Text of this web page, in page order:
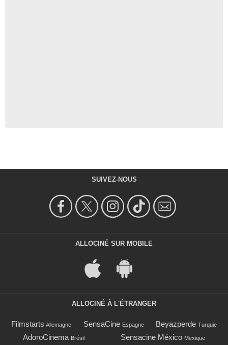
SUIVEZ-NOUS
ALLOCINÉ SUR MOBILE
ALLOCINÉ À L'ÉTRANGER
Filmstarts Allemagne SensaCine Espagne Beyazperde Turquie
AdoroCinema Brésil Sensacine México Mexique